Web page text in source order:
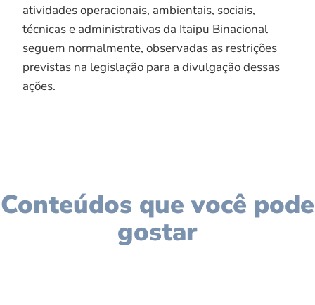
atividades operacionais, ambientais, sociais,
técnicas e administrativas da Itaipu Binacional
seguem normalmente, observadas as restrições
previstas na legislação para a divulgação dessas
ações.
Conteúdos que você pode
gostar